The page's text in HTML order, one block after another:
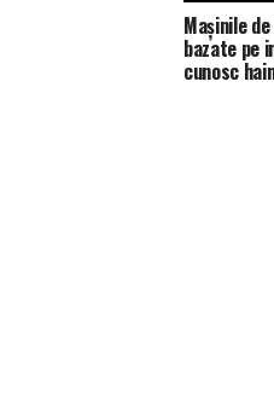
Mașinile
bazate pe
cunosc